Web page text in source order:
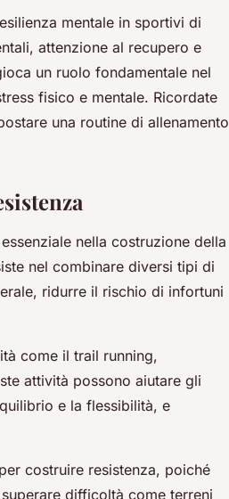
mentale in sportivi di
attenzione al recupero e
un ruolo fondamentale nel
fisico e mentale. Ricordate
una routine di allenamento
nella costruzione della
nel combinare diversi tipi di
ridurre il rischio di infortuni
come il trail running,
attività possono aiutare gli
e la flessibilità, e
costruire resistenza, poiché
difficoltà come terreni